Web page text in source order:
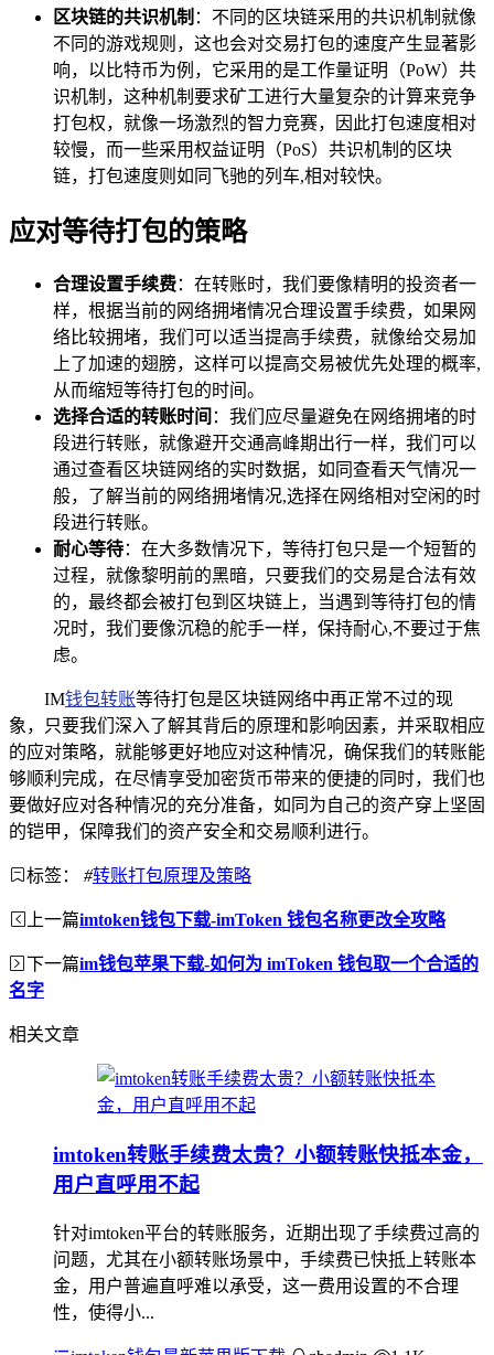
区块链的共识机制 ：不同的区块链采用的共识机制就像
不同的游戏规则，这也会对交易打包的速度产生显著影
响，以比特币为例，它采用的是工作量证明（PoW）共
识机制，这种机制要求矿工进行大量复杂的计算来竞争
打包权，就像一场激烈的智力竞赛，因此打包速度相对
较慢，而一些采用权益证明（PoS）共识机制的区块
链，打包速度则如同飞驰的列车,相对较快。
应对等待打包的策略
合理设置手续费：在转账时，我们要像精明的投资者一
样，根据当前的网络拥堵情况合理设置手续费，如果网
络比较拥堵，我们可以适当提高手续费，就像给交易加
上了加速的翅膀，这样可以提高交易被优先处理的概率,
从而缩短等待打包的时间。
选择合适的转账时间 ：我们应尽量避免在网络拥堵的时
段进行转账，就像避开交通高峰期出行一样，我们可以
通过查看区块链网络的实时数据，如同查看天气情况一
般，了解当前的网络拥堵情况,选择在网络相对空闲的时
段进行转账。
耐心等待：在大多数情况下，等待打包只是一个短暂的
过程，就像黎明前的黑暗，只要我们的交易是合法有效
的，最终都会被打包到区块链上，当遇到等待打包的情
况时，我们要像沉稳的舵手一样，保持耐心,不要过于焦
虑。
IM钱包转账等待打包是区块链网络中再正常不过的现
象，只要我们深入了解其背后的原理和影响因素，并采取相应
的应对策略，就能够更好地应对这种情况，确保我们的转账能
够顺利完成，在尽情享受加密货币带来的便捷的同时，我们也
要做好应对各种情况的充分准备，如同为自己的资产穿上坚固
的铠甲，保障我们的资产安全和交易顺利进行。
标签： #转账打包原理及策略
上一篇imtoken钱包下载-imToken 钱包名称更改全攻略
下一篇im钱包苹果下载-如何为 imToken 钱包取一个合适的
名字
相关文章
imtoken转账手续费太贵？小额转账快抵本金，
用户直呼用不起
针对imtoken平台的转账服务，近期出现了手续费过高的
问题，尤其在小额转账场景中，手续费已快抵上转账本
金，用户普遍直呼难以承受，这一费用设置的不合理
性，使得小...